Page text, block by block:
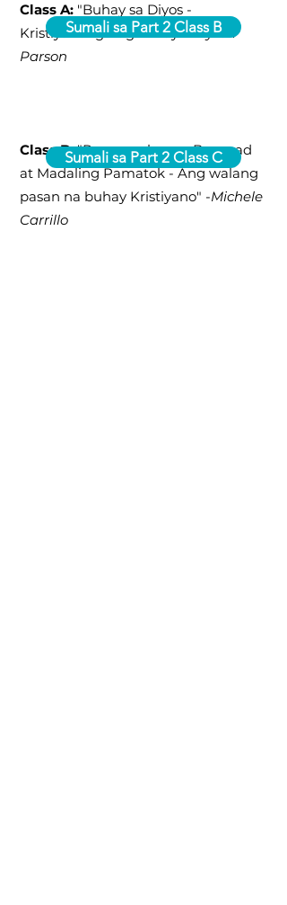
Class A: "Buhay sa Diyos -
Kristiyanong Pagninilay" -Byron
Parson
Class B:"Pamumuhay sa Banayad
at Madaling Pamatok - Ang walang
pasan na buhay Kristiyano" -Michele
Carrillo
Sumali sa Part 2 Class B
Sumali sa Part 2 Class C